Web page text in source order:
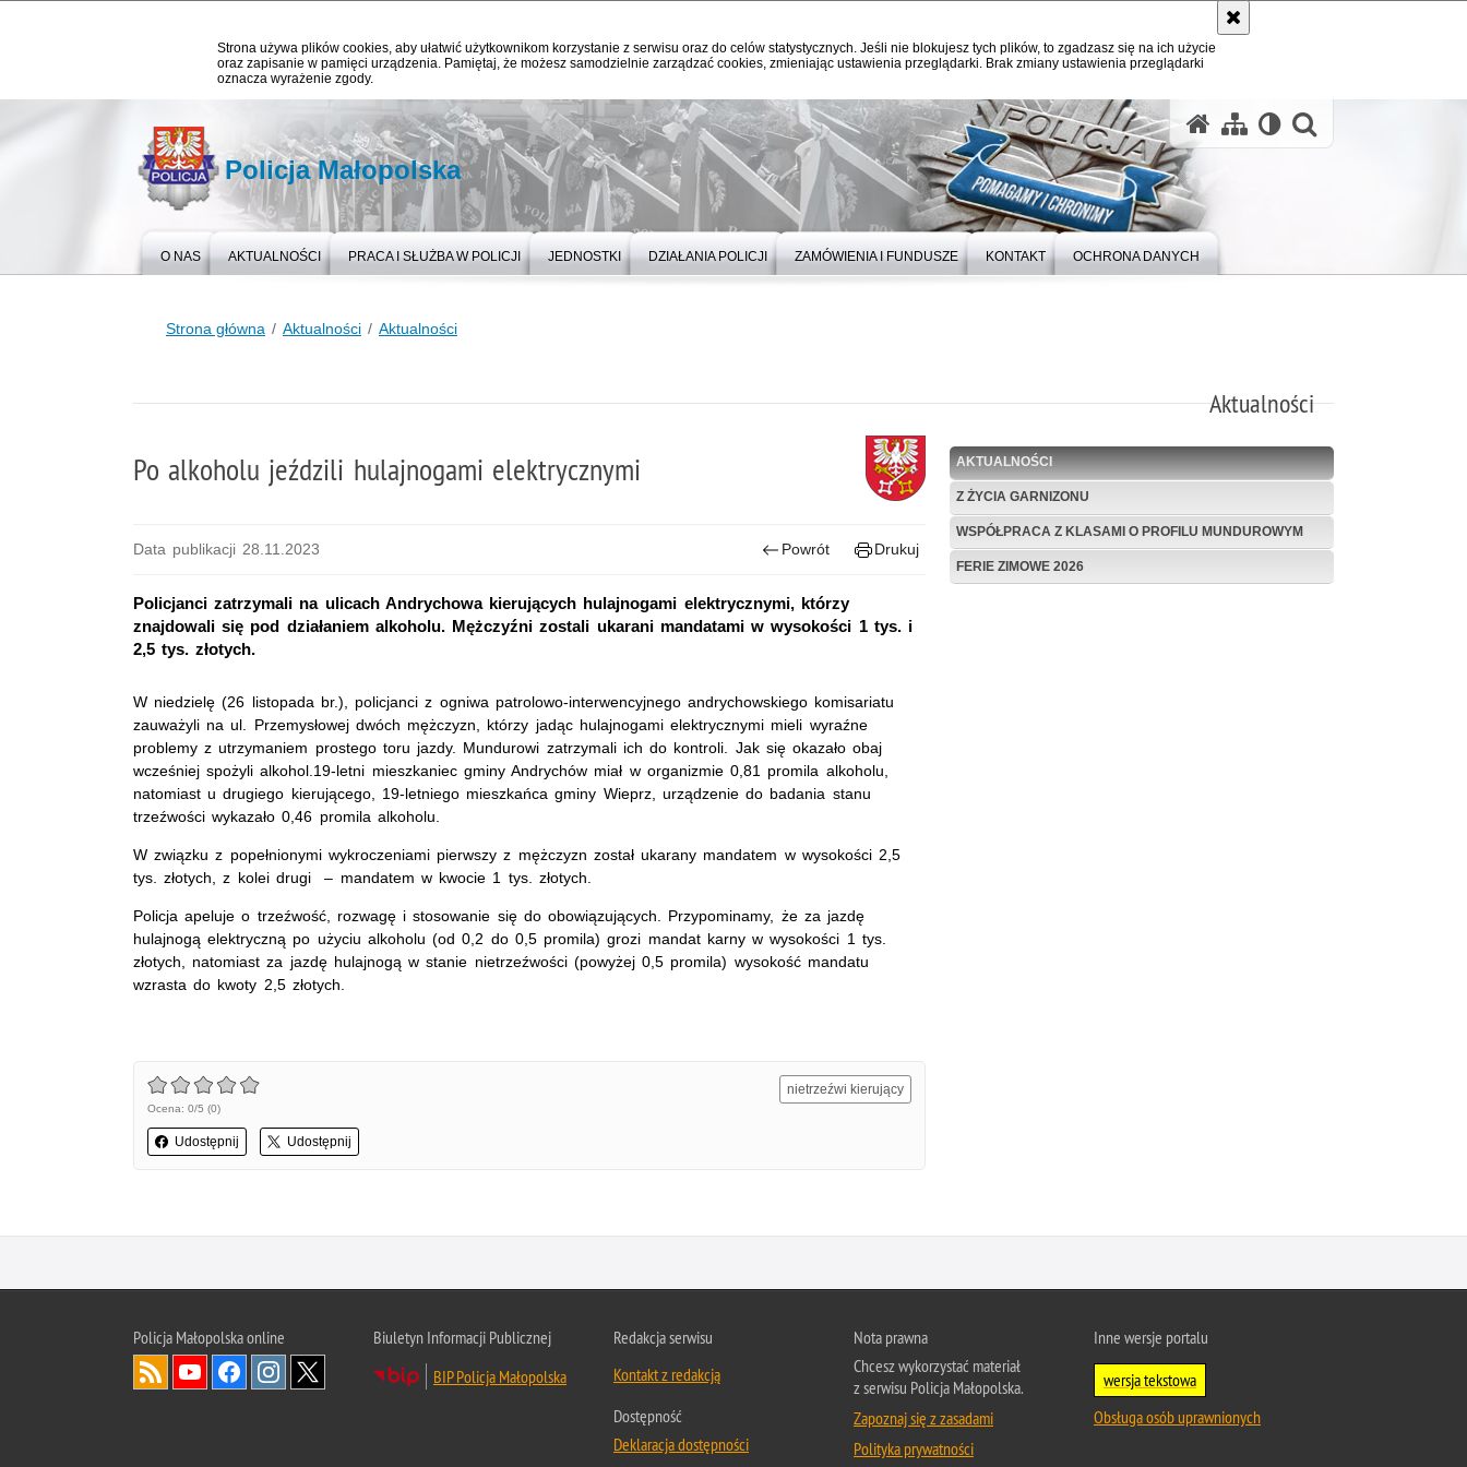
Strona używa plików cookies, aby ułatwić użytkownikom korzystanie z serwisu oraz do celów statystycznych. Jeśli nie blokujesz tych plików, to zgadzasz się na ich użycie
oraz zapisanie w pamięci urządzenia. Pamiętaj, że możesz samodzielnie zarządzać cookies, zmieniając ustawienia przeglądarki. Brak zmiany ustawienia przeglądarki
oznacza wyrażenie zgody.
Policja Małopolska
O NAS AKTUALNOŚCI PRACA I SŁUŻBA W POLICJI JEDNOSTKI DZIAŁANIA POLICJI ZAMÓWIENIA I FUNDUSZE KONTAKT OCHRONA DANYCH
Strona główna Aktualności Aktualności
Aktualności
Po alkoholu jeździli hulajnogami elektrycznymi
Data publikacji 28.11.2023 Powrót Drukuj
Policjanci zatrzymali na ulicach Andrychowa kierujących hulajnogami elektrycznymi, którzy
znajdowali się pod działaniem alkoholu. Mężczyźni zostali ukarani mandatami w wysokości 1 tys. i
2,5 tys. złotych.
W niedzielę (26 listopada br.), policjanci z ogniwa patrolowo-interwencyjnego andrychowskiego komisariatu
zauważyli na ul. Przemysłowej dwóch mężczyzn, którzy jadąc hulajnogami elektrycznymi mieli wyraźne
problemy z utrzymaniem prostego toru jazdy. Mundurowi zatrzymali ich do kontroli. Jak się okazało obaj
wcześniej spożyli alkohol.19-letni mieszkaniec gminy Andrychów miał w organizmie 0,81 promila alkoholu,
natomiast u drugiego kierującego, 19-letniego mieszkańca gminy Wieprz, urządzenie do badania stanu
trzeźwości wykazało 0,46 promila alkoholu.
W związku z popełnionymi wykroczeniami pierwszy z mężczyzn został ukarany mandatem w wysokości 2,5
tys. złotych, z kolei drugi – mandatem w kwocie 1 tys. złotych.
Policja apeluje o trzeźwość, rozwagę i stosowanie się do obowiązujących. Przypominamy, że za jazdę
hulajnogą elektryczną po użyciu alkoholu (od 0,2 do 0,5 promila) grozi mandat karny w wysokości 1 tys.
złotych, natomiast za jazdę hulajnogą w stanie nietrzeźwości (powyżej 0,5 promila) wysokość mandatu
wzrasta do kwoty 2,5 złotych.
Ocena: 0/5 (0)
Udostępnij Udostępnij
nietrzeźwi kierujący
AKTUALNOŚCI
Z ŻYCIA GARNIZONU
WSPÓŁPRACA Z KLASAMI O PROFILU MUNDUROWYM
FERIE ZIMOWE 2026
Policja Małopolska online
Biuletyn Informacji Publicznej
BIP Policja Małopolska
Redakcja serwisu
Kontakt z redakcją
Dostępność
Deklaracja dostępności
Nota prawna
Chcesz wykorzystać materiał
z serwisu Policja Małopolska.
Zapoznaj się z zasadami
Polityka prywatności
Inne wersje portalu
wersja tekstowa
Obsługa osób uprawnionych